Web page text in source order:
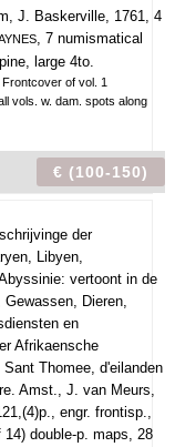
J. Baskerville, 1761, 4
, 7 numismatical
large 4to.
of vol. 1
vols. w. dam. spots along
€ (100-150)
der
Libyen,
vertoont in de
Dieren,
en
Afrikaensche
Thomee, d'eilanden
Amst., J. van Meurs,
engr. frontisp.,
double-p. maps, 28